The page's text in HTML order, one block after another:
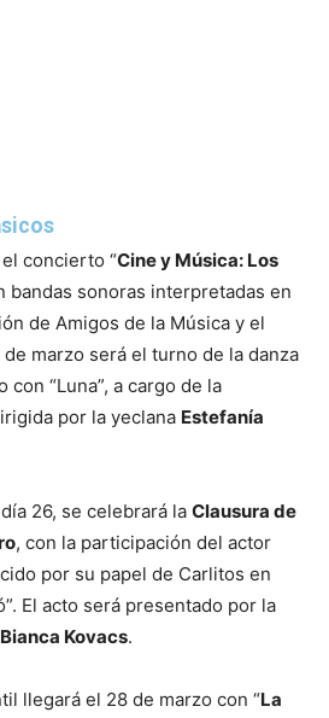
concierto “Cine y Música: Los
bandas sonoras interpretadas en
de Amigos de la Música y el
marzo será el turno de la danza
“Luna”, a cargo de la
por la yeclana Estefanía
26, se celebrará la Clausura de
, con la participación del actor
por su papel de Carlitos en
El acto será presentado por la
Bianca Kovacs.
llegará el 28 de marzo con “La